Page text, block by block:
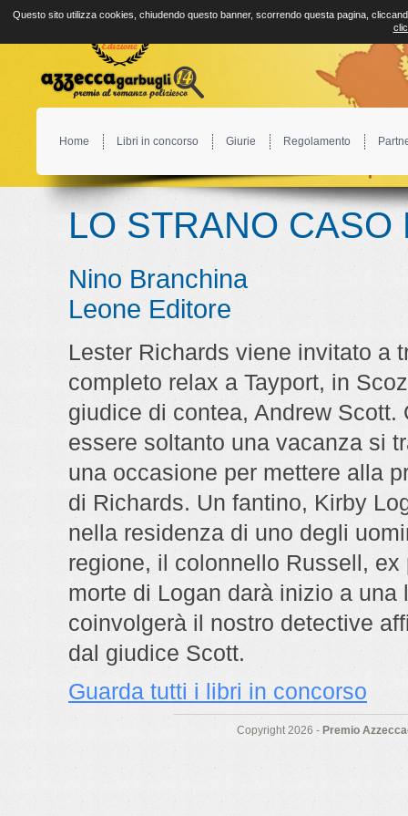
Home Libri in concorso Giurie Regolamento
LO STRANO
Nino Branchina
Leone Editore
Lester Richards viene invitato a
completo relax a Tayport, in
giudice di contea, Andrew Scott.
essere soltanto una vacanza si
una occasione per mettere alla
di Richards. Un fantino, Kirby
nella residenza di uno degli
regione, il colonnello Russell,
morte di Logan darà inizio a
coinvolgerà il nostro detective
dal giudice Scott.
Guarda tutti i libri in concorso
Copyright 2026 - Premio
Questo sito utilizza cookies, chiudendo questo banner, scorrendo questa pagina,